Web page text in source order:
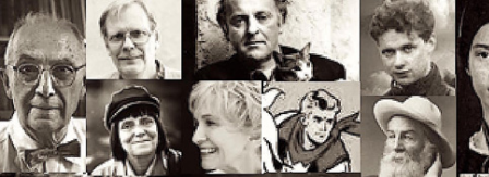
Skip
to
content